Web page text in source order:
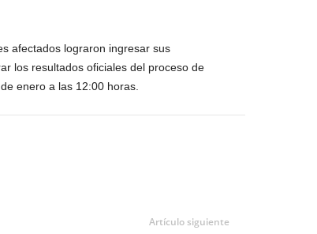
afectados lograron ingresar sus
los resultados oficiales del proceso de
enero a las 12:00 horas.
Artículo siguiente